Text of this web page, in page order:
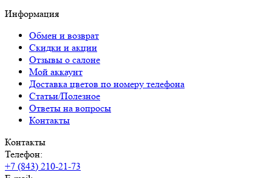
Информация
Обмен и возврат
Скидки и акции
Отзывы о салоне
Мой аккаунт
Доставка цветов по номеру телефона
Статьи/Полезное
Ответы на вопросы
Контакты
Контакты
Телефон:
+7 (843) 210-21-73